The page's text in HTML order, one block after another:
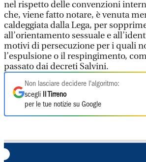
nel rispetto delle convenzioni
che, viene fatto notare, è venuta
caldeggiata dalla Lega, per
all’orientamento sessuale e
motivi di persecuzione per i quali
l’espulsione o il respingimento,
passato dai decreti Salvini.
Non lasciare decidere l'algoritmo:
scegli
Il Tirreno
per le tue notizie su Google